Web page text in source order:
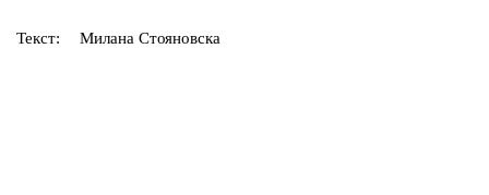
Текст: Милана Стояновска